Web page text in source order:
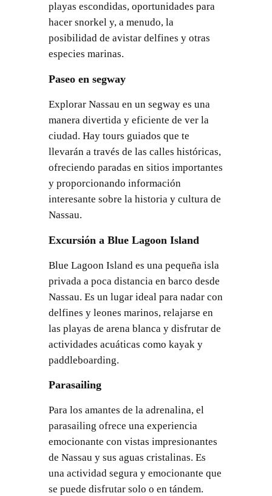
playas escondidas, oportunidades para
hacer snorkel y, a menudo, la
posibilidad de avistar delfines y otras
especies marinas.
Paseo en segway
Explorar Nassau en un segway es una
manera divertida y eficiente de ver la
ciudad. Hay tours guiados que te
llevarán a través de las calles históricas,
ofreciendo paradas en sitios importantes
y proporcionando información
interesante sobre la historia y cultura de
Nassau.
Excursión a Blue Lagoon Island
Blue Lagoon Island es una pequeña isla
privada a poca distancia en barco desde
Nassau. Es un lugar ideal para nadar con
delfines y leones marinos, relajarse en
las playas de arena blanca y disfrutar de
actividades acuáticas como kayak y
paddleboarding.
Parasailing
Para los amantes de la adrenalina, el
parasailing ofrece una experiencia
emocionante con vistas impresionantes
de Nassau y sus aguas cristalinas. Es
una actividad segura y emocionante que
se puede disfrutar solo o en tándem.